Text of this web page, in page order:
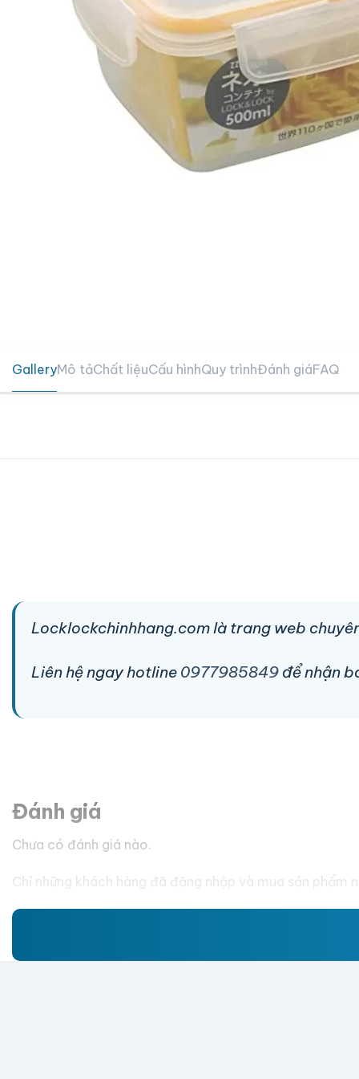
GalleryMô tảChất liệuCấu hìnhQuy trìnhĐánh giáFAQ
Locklockchinhhang.com là trang web
Liên hệ ngay hotline 0977985849 để nhận
Đánh giá
Chưa có đánh giá nào.
Chỉ những khách hàng đã đăng nhập và mua sản phẩm